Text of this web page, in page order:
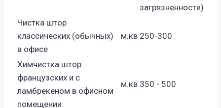
загрязненности)
Чистка штор
классических (обычных)
в офисе
м.кв 250-300
Химчистка штор
французских и с
ламбрекеном в офисном
помещении
м.кв 350 - 500